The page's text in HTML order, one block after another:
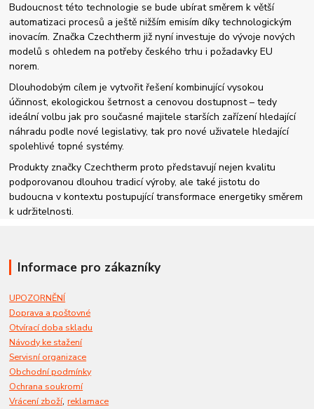
Budoucnost této technologie se bude ubírat směrem k větší
automatizaci procesů a ještě nižším emisím díky technologickým
inovacím. Značka Czechtherm již nyní investuje do vývoje nových
modelů s ohledem na potřeby českého trhu i požadavky EU
norem.
Dlouhodobým cílem je vytvořit řešení kombinující vysokou
účinnost, ekologickou šetrnost a cenovou dostupnost – tedy
ideální volbu jak pro současné majitele starších zařízení hledající
náhradu podle nové legislativy, tak pro nové uživatele hledající
spolehlivé topné systémy.
Produkty značky Czechtherm proto představují nejen kvalitu
podporovanou dlouhou tradicí výroby, ale také jistotu do
budoucna v kontextu postupující transformace energetiky směrem
k udržitelnosti.
Informace pro zákazníky
UPOZORNĚNÍ
Doprava a poštovné
Otvírací doba skladu
Návody ke stažení
Servisní organizace
Obchodní podmínky
Ochrana soukromí
Vrácení zboží,reklamace